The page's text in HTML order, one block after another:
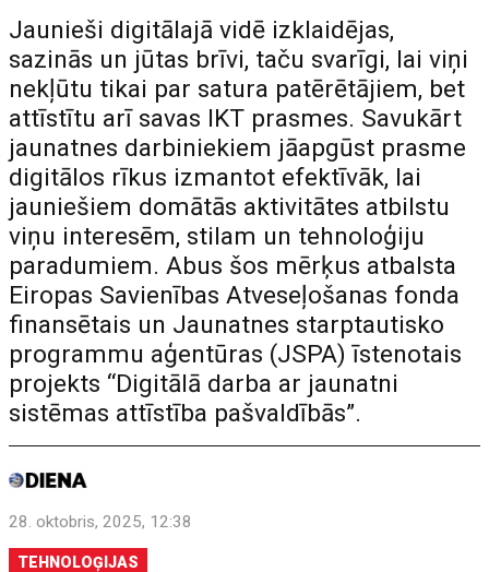
Jaunieši digitālajā vidē izklaidējas,
sazinās un jūtas brīvi, taču svarīgi, lai viņi
nekļūtu tikai par satura patērētājiem, bet
attīstītu arī savas IKT prasmes. Savukārt
jaunatnes darbiniekiem jāapgūst prasme
digitālos rīkus izmantot efektīvāk, lai
jauniešiem domātās aktivitātes atbilstu
viņu interesēm, stilam un tehnoloģiju
paradumiem. Abus šos mērķus atbalsta
Eiropas Savienības Atveseļošanas fonda
finansētais un Jaunatnes starptautisko
programmu aģentūras (JSPA) īstenotais
projekts “Digitālā darba ar jaunatni
sistēmas attīstība pašvaldībās”.
28. oktobris, 2025, 12:38
TEHNOLOĢIJAS